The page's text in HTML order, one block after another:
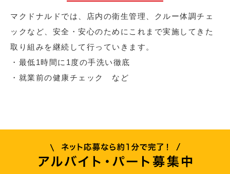
マクドナルドでは、店内の衛生管理、クルー体調チェ
ックなど、安全・安心のためにこれまで実施してきた
取り組みを継続して行っていきます。
・最低1時間に1度の手洗い徹底
・就業前の健康チェック など